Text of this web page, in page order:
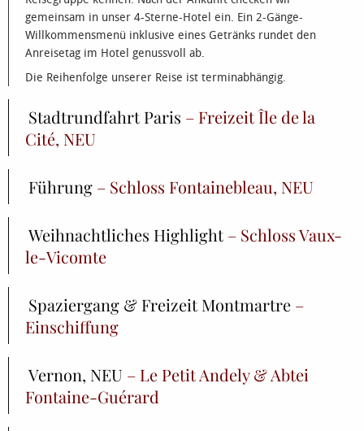
gemeinsam in unser 4-Sterne-Hotel ein. Ein 2-Gänge-
Willkommensmenü inklusive eines Getränks rundet den
Anreisetag im Hotel genussvoll ab.
Die Reihenfolge unserer Reise ist terminabhängig.
Stadtrundfahrt Paris – Freizeit Île de la
Cité, NEU
Führung – Schloss Fontainebleau, NEU
Weihnachtliches Highlight– Schloss Vaux-
le-Vicomte
Spaziergang & Freizeit Montmartre –
Einschiffung
Vernon, NEU – Le Petit Andely & Abtei
Fontaine-Guérard